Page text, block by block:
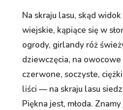
Na skraju lasu, skąd
wiejskie, kąpiące się w
ogrody, girlandy róż
dziewczęcia, na
czerwone, soczyste,
liści — na skraju lasu
Piękna jest, młoda.